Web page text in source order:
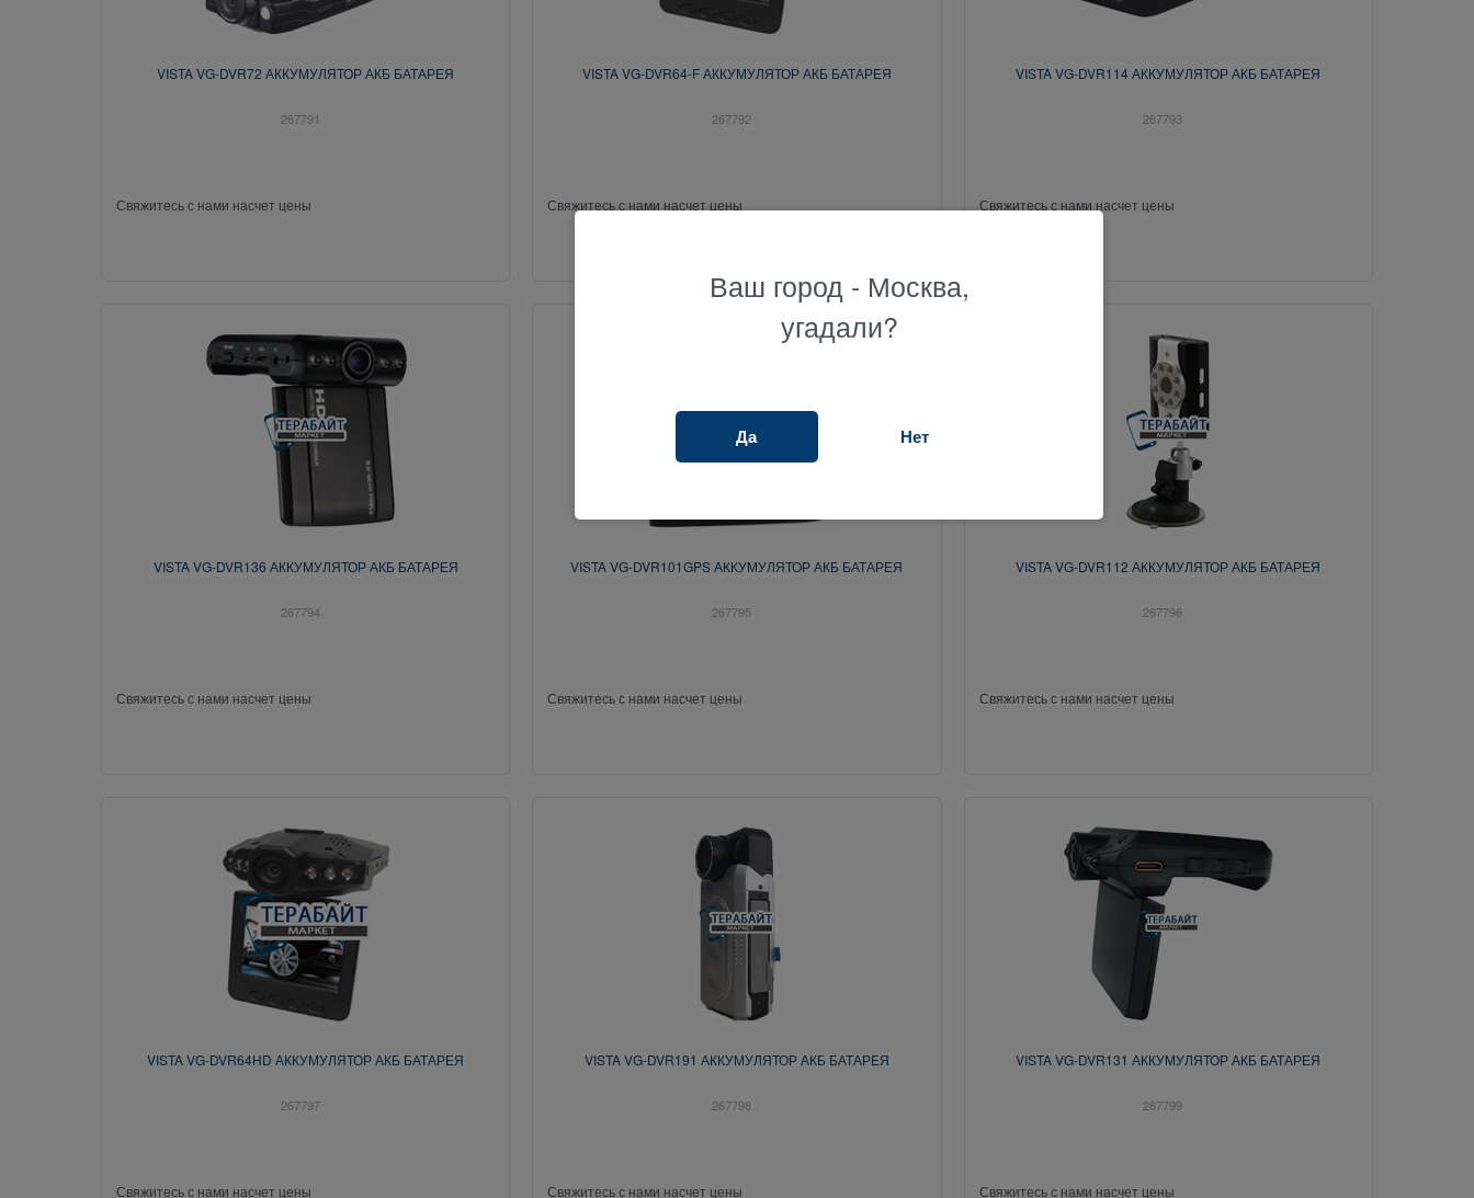
VISTA VG-DVR72 АККУМУЛЯТОР АКБ БАТАРЕЯ
267791
Свяжитесь с нами насчет цены
VISTA VG-DVR64-F АККУМУЛЯТОР АКБ БАТАРЕЯ
267792
Свяжитесь с нами насчет цены
VISTA VG-DVR114 АККУМУЛЯТОР АКБ БАТАРЕЯ
267793
Свяжитесь с нами насчет цены
VISTA VG-DVR136 АККУМУЛЯТОР АКБ БАТАРЕЯ
267794
Свяжитесь с нами насчет цены
VISTA VG-DVR101GPS АККУМУЛЯТОР АКБ БАТАРЕЯ
267795
Свяжитесь с нами насчет цены
VISTA VG-DVR112 АККУМУЛЯТОР АКБ БАТАРЕЯ
267796
Свяжитесь с нами насчет цены
VISTA VG-DVR64HD АККУМУЛЯТОР АКБ БАТАРЕЯ
267797
Свяжитесь с нами насчет цены
VISTA VG-DVR191 АККУМУЛЯТОР АКБ БАТАРЕЯ
267798
Свяжитесь с нами насчет цены
VISTA VG-DVR131 АККУМУЛЯТОР АКБ БАТАРЕЯ
267799
Свяжитесь с нами насчет цены
Ваш город - Москва,
угадали?
Да Нет